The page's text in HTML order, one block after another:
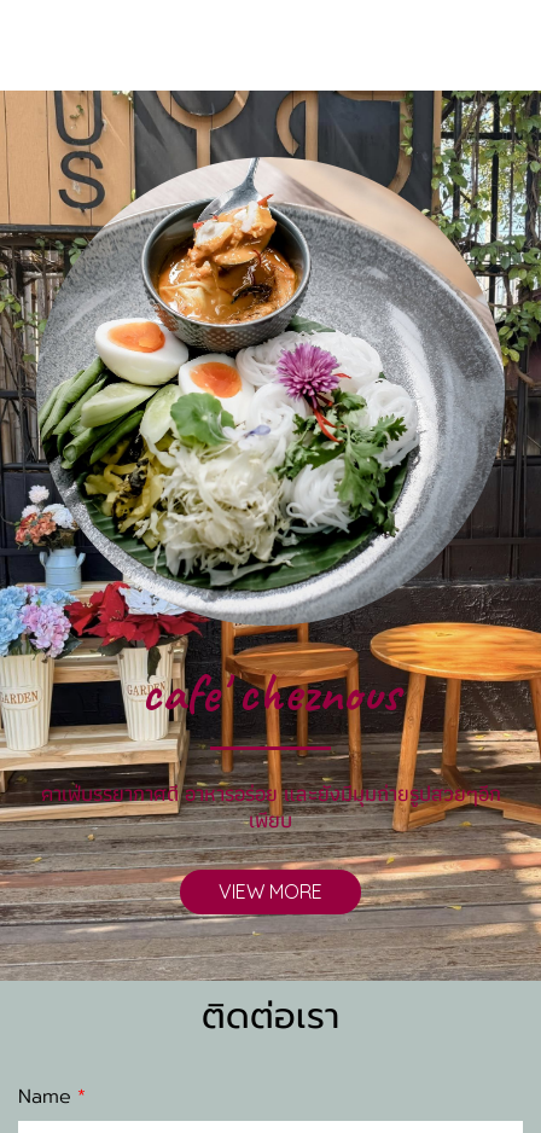
cafe' cheznous
คาเฟ่บรรยากาศดี อาหารอร่อย และยังมีมุมถ่ายรูปสวยๆอีก
เพียบ
VIEW MORE
ติดต่อเรา
Name